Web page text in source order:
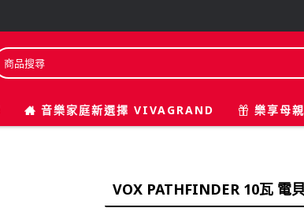
音樂家庭新選擇 VIVAGRAND 樂享母
VOX PATHFINDER 10瓦 電